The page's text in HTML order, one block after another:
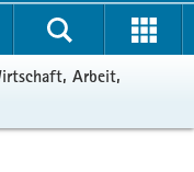
Arbeit,